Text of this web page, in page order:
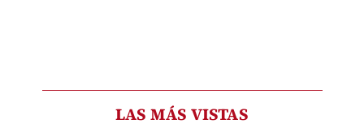
LAS MÁS VISTAS